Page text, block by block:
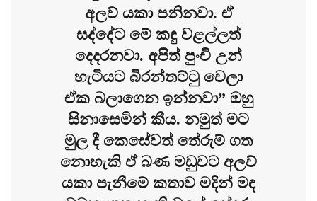
අලව් යකා පනිනවා. ඒ
සද්දේට මේ කඳු වළල්ලත්
දෙදරනවා. අපිත් පුංචි උන්
හැටියට බිරන්තට්ටු වෙලා
ඒක බලාගෙන ඉන්නවා” ඔහු
සිනාසෙමින් කීය. නමුත් මට
මුල දී කෙසේවත් තේරුම් ගත
නොහැකි ඒ බණ මඩුවට අලව්
යකා පැනීමේ කතාව මදින් මඳ